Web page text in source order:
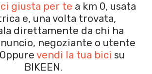
giusta per te a km 0, usata
e, una volta trovata,
direttamente da chi ha
negoziante o utente
Oppure vendi la tua bici su
BIKEEN.